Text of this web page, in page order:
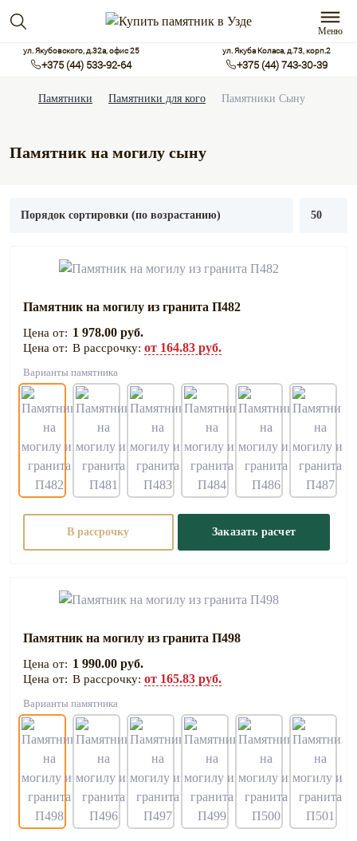
Меню
ул. Якубовского, д.32а, офис 25
+375 (44) 533-92-64
ул. Якуба Коласа, д.73, корп.2
+375 (44) 743-30-39
Памятники Памятники для кого Памятники Сыну
Памятник на могилу сыну
Памятник на могилу из гранита П482
1 978.00 руб.
В рассрочку: от 164.83 руб.
Варианты памятника
В рассрочку Заказать расчет
Памятник на могилу из гранита П498
1 990.00 руб.
В рассрочку: от 165.83 руб.
Варианты памятника